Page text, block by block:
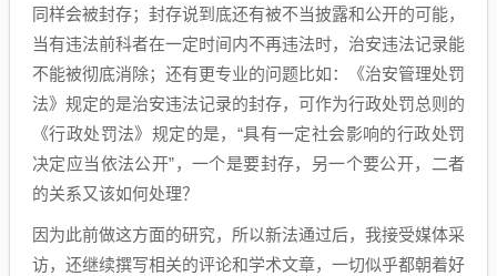
同样会被封存；封存说到底还有被不当披露和公开的可能，
当有违法前科者在一定时间内不再违法时，治安违法记录能
不能被彻底消除；还有更专业的问题比如：《治安管理处罚
法》规定的是治安违法记录的封存，可作为行政处罚总则的
《行政处罚法》规定的是，“具有一定社会影响的行政处罚
决定应当依法公开”，一个是要封存，另一个要公开，二者
的关系又该如何处理？
因为此前做这方面的研究，所以新法通过后，我接受媒体采
访，还继续撰写相关的评论和学术文章，一切似乎都朝着好